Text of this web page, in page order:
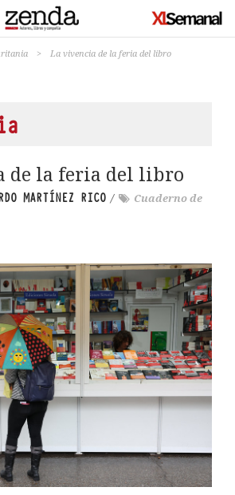
> La vivencia de la feria del libro
de la feria del libro
MARTÍNEZ RICO /
Cuaderno de